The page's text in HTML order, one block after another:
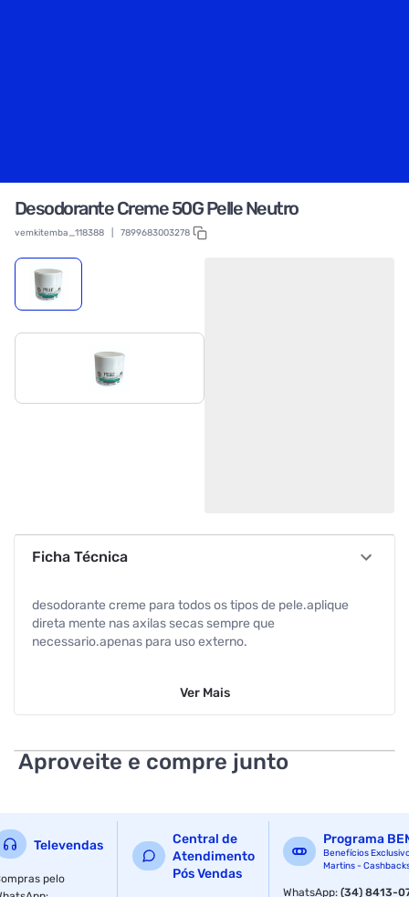
Desodorante Creme 50G Pelle Neutro
vemkitemba_118388 7899683003278
Ficha Técnica
desodorante creme para todos os tipos de pele.aplique
direta mente nas axilas secas sempre que
necessario.apenas para uso externo.
Ver Mais
Aproveite e compre junto
Televendas
pelo
Central de
Atendimento
Pós Vendas
Programa
Benefícios
Martins -
WhatsApp:(34) 8413-